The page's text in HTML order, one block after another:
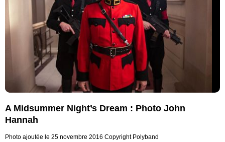
A Midsummer Night’s Dream : Photo John
Hannah
Photo ajoutée le 25 novembre 2016 Copyright Polyband